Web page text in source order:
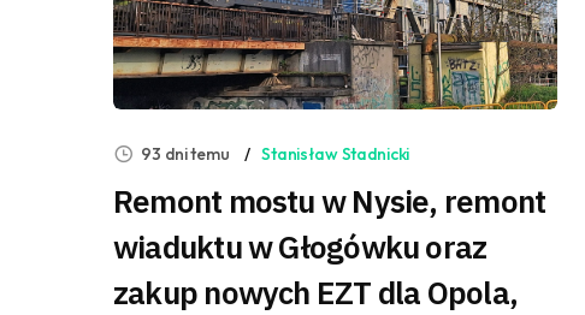
93 dni temu Stanisław Stadnicki
Remont mostu w Nysie, remont
wiaduktu w Głogówku oraz
zakup nowych EZT dla Opola,